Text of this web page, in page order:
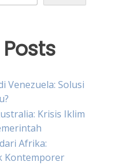
Venezuela: Solusi
Krisis Iklim
Afrika:
Kontemporer